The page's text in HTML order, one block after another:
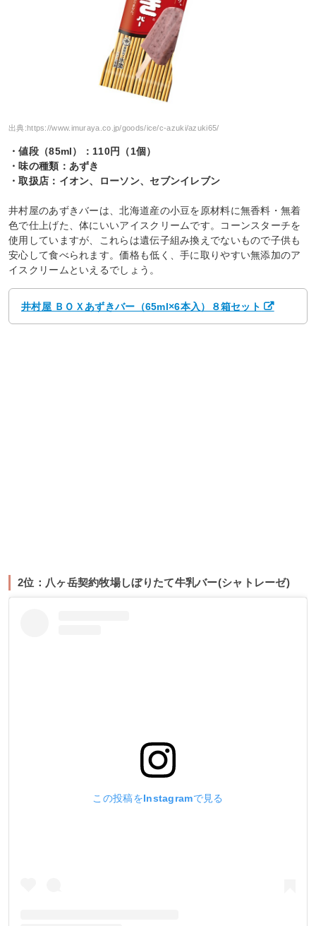
出典:https://www.imuraya.co.jp/goods/ice/c-azuki/azuki65/
・値段（85ml）：110円（1個）
・味の種類：あずき
・取扱店：イオン、ローソン、セブンイレブン
井村屋のあずきバーは、北海道産の小豆を原材料に無香料・無着
色で仕上げた、体にいいアイスクリームです。コーンスターチを
使用していますが、これらは遺伝子組み換えでないもので子供も
安心して食べられます。価格も低く、手に取りやすい無添加のア
イスクリームといえるでしょう。
井村屋 ＢＯＸあずきバー（65ml×6本入）８箱セット
2位：八ヶ岳契約牧場しぼりたて牛乳バー(シャトレーゼ)
この投稿をInstagramで見る